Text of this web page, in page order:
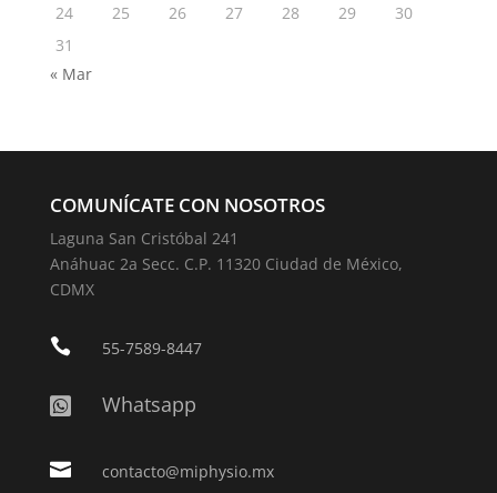
24
25 26 27 28 29
30
31
« Mar
COMUNÍCATE CON NOSOTROS
Laguna San Cristóbal 241
Anáhuac 2a Secc. C.P. 11320 Ciudad de México,
CDMX
 55-7589-8447
 Whatsapp
 contacto@miphysio.mx